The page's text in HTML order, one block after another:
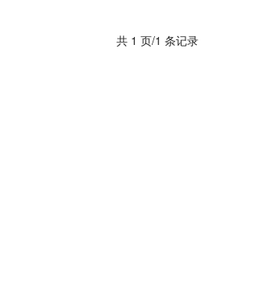
共 1 页/1 条记录